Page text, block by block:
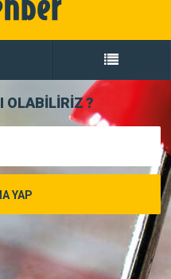
OLABİLİRİZ?
YAP